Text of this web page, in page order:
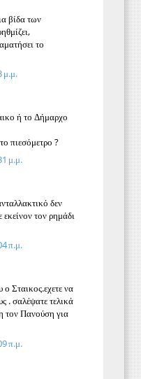
βίδα των
το
μ.μ.
ή το Δήμαρχο
πιεσόμετρο ?
μ.μ.
δεν
τον ρημάδι
π.μ.
Σταικος.εχετε να
. σαλέψατε τελικά
τον Πανούση για
π.μ.